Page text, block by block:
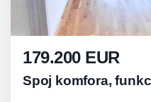
179.200 EUR
Spoj komfora,